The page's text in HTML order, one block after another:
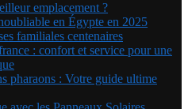
emplacement ?
en Égypte en 2025
familiales centenaires
: confort et service pour une
pharaons : Votre guide ultime